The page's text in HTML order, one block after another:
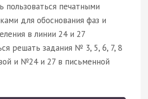
пользоваться печатными
для обоснования фаз и
в линии 24 и 27
решать задания № 3, 5, 6, 7, 8
и №24 и 27 в письменной